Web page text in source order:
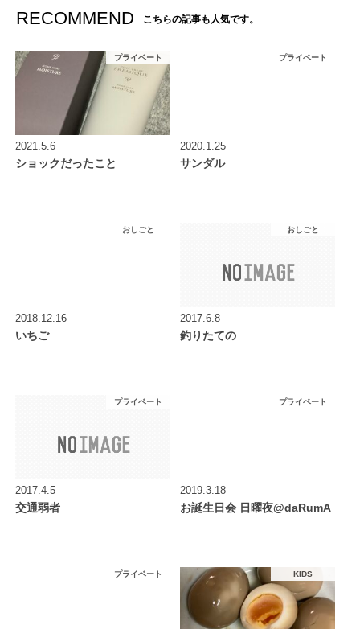
RECOMMEND こちらの記事も人気です。
プライベート
2021.5.6
ショックだったこと
プライベート
2020.1.25
サンダル
おしごと
2018.12.16
いちご
おしごと
2017.6.8
釣りたての
プライベート
2017.4.5
交通弱者
プライベート
2019.3.18
お誕生日会 日曜夜@daRumA
プライベート KIDS